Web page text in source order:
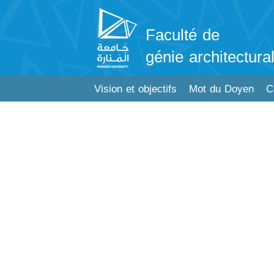
Faculté de
génie architectural
Vision et objectifs Mot du Doyen